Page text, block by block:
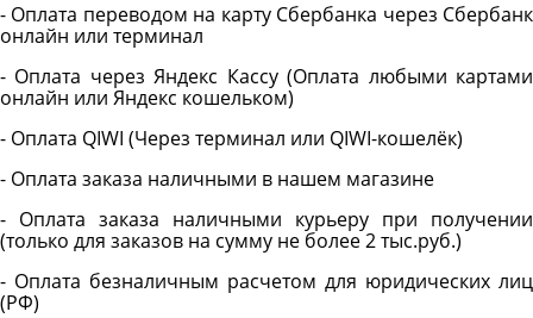
- Оплата переводом на карту Сбербанка через Сбербанк
онлайн или терминал
- Оплата через Яндекс Кассу (Оплата любыми картами
онлайн или Яндекс кошельком)
- Оплата QIWI (Через терминал или QIWI-кошелёк)
- Оплата заказа наличными в нашем магазине
- Оплата заказа наличными курьеру при получении
(только для заказов на сумму не более 2 тыс.руб.)
- Оплата безналичным расчетом для юридических лиц
(РФ)